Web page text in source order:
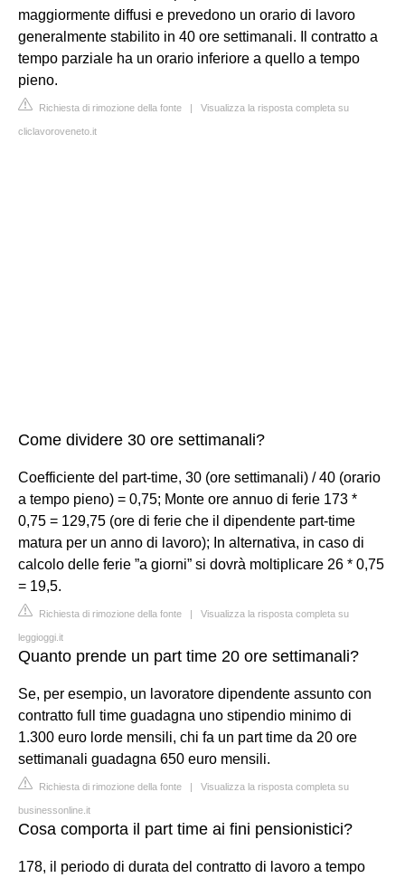
maggiormente diffusi e prevedono un orario di lavoro
generalmente stabilito in 40 ore settimanali. Il contratto a
tempo parziale ha un orario inferiore a quello a tempo
pieno.
Richiesta di rimozione della fonte | Visualizza la risposta completa su
cliclavoroveneto.it
Come dividere 30 ore settimanali?
Coefficiente del part-time, 30 (ore settimanali) / 40 (orario
a tempo pieno) = 0,75; Monte ore annuo di ferie 173 *
0,75 = 129,75 (ore di ferie che il dipendente part-time
matura per un anno di lavoro); In alternativa, in caso di
calcolo delle ferie ”a giorni” si dovrà moltiplicare 26 * 0,75
= 19,5.
Richiesta di rimozione della fonte | Visualizza la risposta completa su
leggioggi.it
Quanto prende un part time 20 ore settimanali?
Se, per esempio, un lavoratore dipendente assunto con
contratto full time guadagna uno stipendio minimo di
1.300 euro lorde mensili, chi fa un part time da 20 ore
settimanali guadagna 650 euro mensili.
Richiesta di rimozione della fonte | Visualizza la risposta completa su
businessonline.it
Cosa comporta il part time ai fini pensionistici?
178, il periodo di durata del contratto di lavoro a tempo